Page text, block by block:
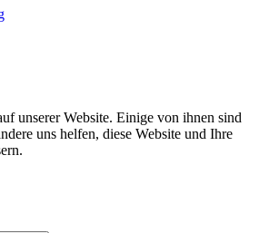
unserer Website. Einige von ihnen sind
uns helfen, diese Website und Ihre